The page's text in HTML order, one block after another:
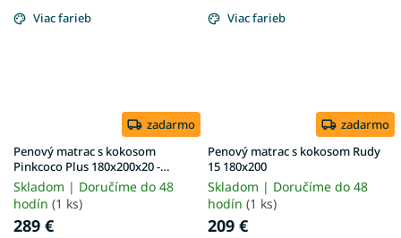
Viac farieb
zadarmo
Penový matrac s kokosom
Pinkcoco Plus 180x200x20 -
poťah Aloe Vera
Skladom | Doručíme do 48
hodín (1 ks)
289 €
Viac farieb
zadarmo
Penový matrac s kokosom Rudy
15 180x200
Skladom | Doručíme do 48
hodín (1 ks)
209 €